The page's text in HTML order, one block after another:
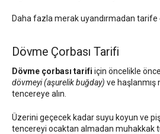
Daha fazla merak uyandırmadan tarife
Dövme Çorbası Tarifi
Dövme çorbası tarifi için öncelikle
dövmeyi (aşurelik buğday) ve haşlanmış
tencereye alın.
Üzerini geçecek kadar suyu koyun ve
tencereyi ocaktan almadan muhakkak